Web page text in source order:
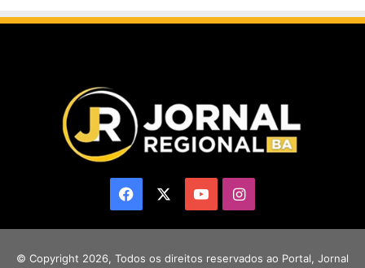
Facebook YouTubeInstagram
© Copyright 2026, Todos os direitos reservados ao Portal, Jornal